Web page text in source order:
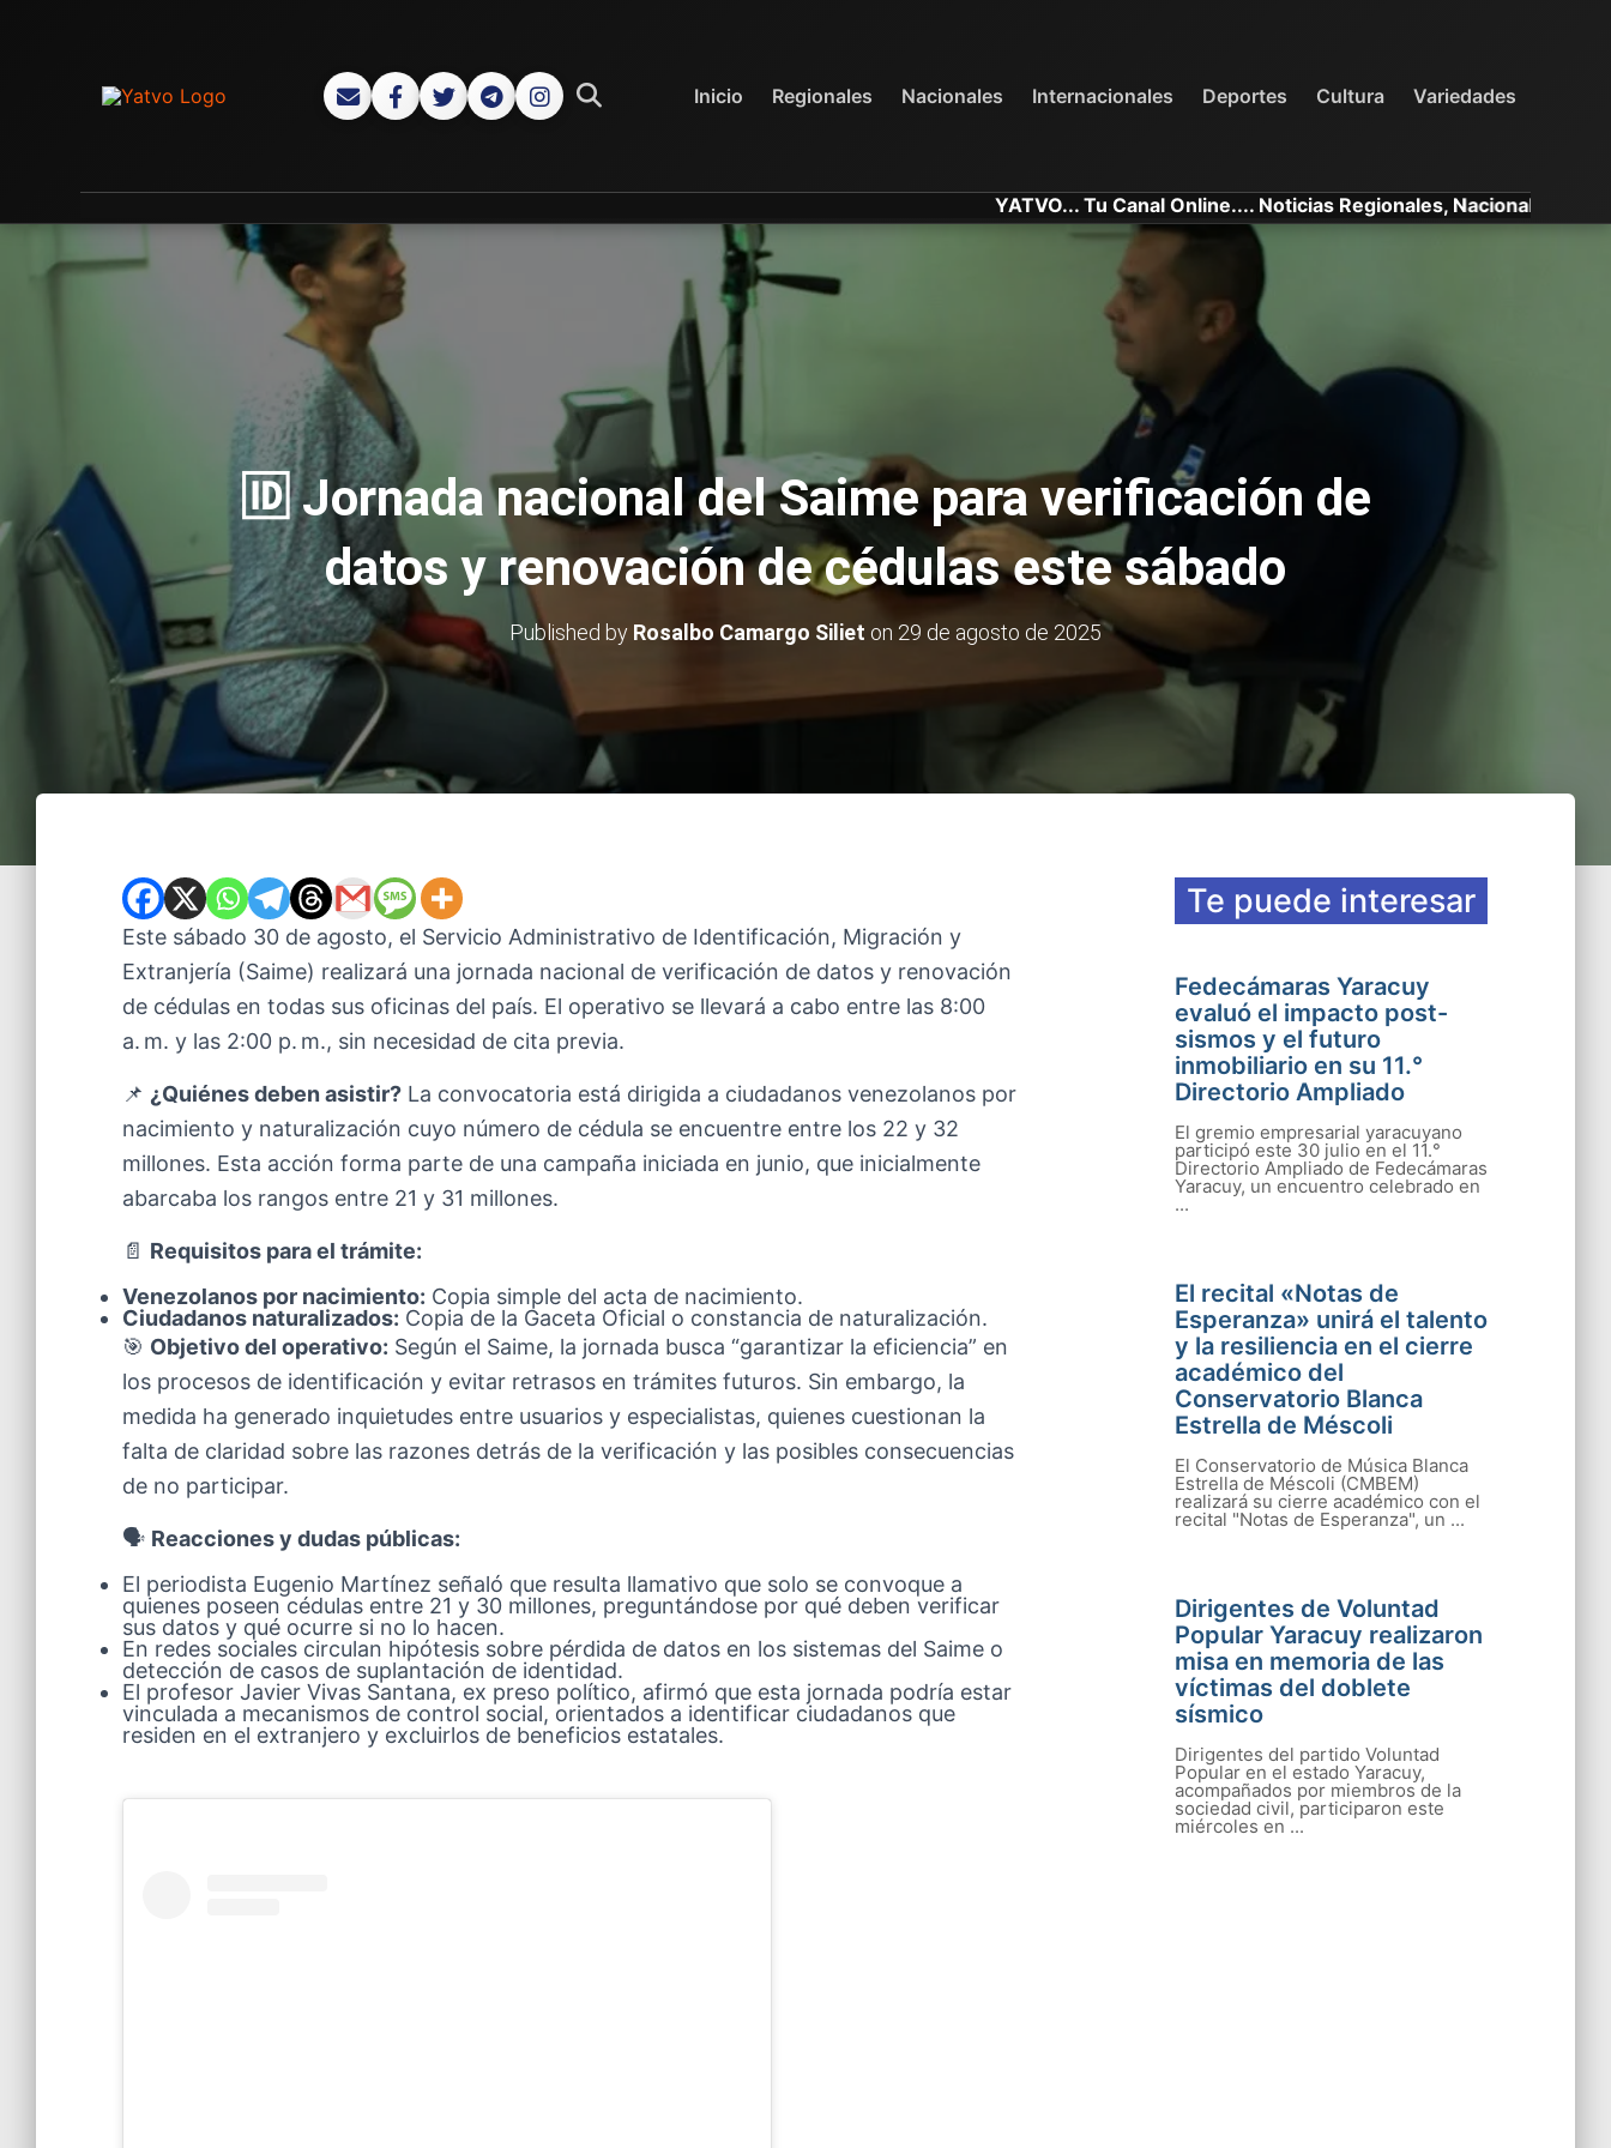
Inicio Regionales Nacionales Internacionales Deportes Cultura Variedades
YATVO... Tu Canal Online.... Noticias Regionales, Nacionales e
🆔 Jornada nacional del Saime para verificación de
datos y renovación de cédulas este sábado
Published by Rosalbo Camargo Siliet on 29 de agosto de 2025
Este sábado 30 de agosto, el Servicio Administrativo de Identificación, Migración y
Extranjería (Saime) realizará una jornada nacional de verificación de datos y renovación
de cédulas en todas sus oficinas del país. El operativo se llevará a cabo entre las 8:00
a. m. y las 2:00 p. m., sin necesidad de cita previa.
📌 ¿Quiénes deben asistir? La convocatoria está dirigida a ciudadanos venezolanos por
nacimiento y naturalización cuyo número de cédula se encuentre entre los 22 y 32
millones. Esta acción forma parte de una campaña iniciada en junio, que inicialmente
abarcaba los rangos entre 21 y 31 millones.
📄 Requisitos para el trámite:
Venezolanos por nacimiento: Copia simple del acta de nacimiento.
Ciudadanos naturalizados: Copia de la Gaceta Oficial o constancia de naturalización.
🎯 Objetivo del operativo: Según el Saime, la jornada busca “garantizar la eficiencia” en
los procesos de identificación y evitar retrasos en trámites futuros. Sin embargo, la
medida ha generado inquietudes entre usuarios y especialistas, quienes cuestionan la
falta de claridad sobre las razones detrás de la verificación y las posibles consecuencias
de no participar.
🗣️ Reacciones y dudas públicas:
El periodista Eugenio Martínez señaló que resulta llamativo que solo se convoque a
quienes poseen cédulas entre 21 y 30 millones, preguntándose por qué deben verificar
sus datos y qué ocurre si no lo hacen.
En redes sociales circulan hipótesis sobre pérdida de datos en los sistemas del Saime o
detección de casos de suplantación de identidad.
El profesor Javier Vivas Santana, ex preso político, afirmó que esta jornada podría estar
vinculada a mecanismos de control social, orientados a identificar ciudadanos que
residen en el extranjero y excluirlos de beneficios estatales.
Te puede interesar
Fedecámaras Yaracuy
evaluó el impacto post-
sismos y el futuro
inmobiliario en su 11.°
Directorio Ampliado
El gremio empresarial yaracuyano
participó este 30 julio en el 11.°
Directorio Ampliado de Fedecámaras
Yaracuy, un encuentro celebrado en
...
El recital «Notas de
Esperanza» unirá el talento
y la resiliencia en el cierre
académico del
Conservatorio Blanca
Estrella de Méscoli
El Conservatorio de Música Blanca
Estrella de Méscoli (CMBEM)
realizará su cierre académico con el
recital "Notas de Esperanza", un ...
Dirigentes de Voluntad
Popular Yaracuy realizaron
misa en memoria de las
víctimas del doblete
sísmico
Dirigentes del partido Voluntad
Popular en el estado Yaracuy,
acompañados por miembros de la
sociedad civil, participaron este
miércoles en ...